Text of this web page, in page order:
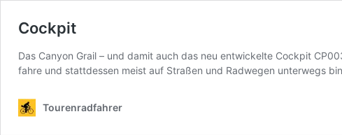
Cockpit
Das Canyon Grail – und damit auch das neu entwickelte Cockpit
fahre und stattdessen meist auf Straßen und Radwegen unterwegs
Tourenradfahrer